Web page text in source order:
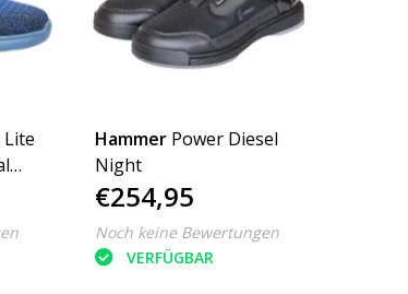
Hammer Power Diesel
Night
€254,95
Noch keine Bewertungen
VERFÜGBAR